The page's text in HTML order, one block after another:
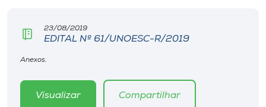
23/08/2019
EDITAL Nº 61/UNOESC-R/2019
Anexos.
Visualizar Compartilhar